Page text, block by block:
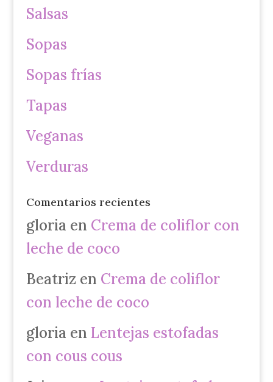
Salsas
Sopas
Sopas frías
Tapas
Veganas
Verduras
Comentarios recientes
gloria en Crema de coliflor con
leche de coco
Beatriz en Crema de coliflor
con leche de coco
gloria en Lentejas estofadas
con cous cous